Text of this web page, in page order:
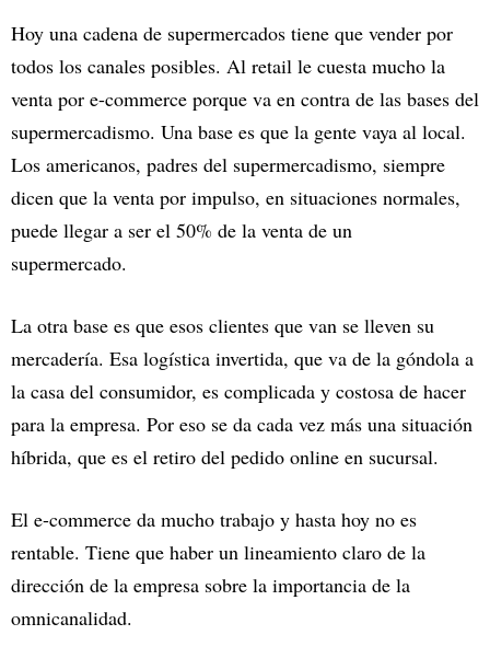
Hoy una cadena de supermercados tiene que vender por
todos los canales posibles. Al retail le cuesta mucho la
venta por e-commerce porque va en contra de las bases del
supermercadismo. Una base es que la gente vaya al local.
Los americanos, padres del supermercadismo, siempre
dicen que la venta por impulso, en situaciones normales,
puede llegar a ser el 50% de la venta de un
supermercado.
La otra base es que esos clientes que van se lleven su
mercadería. Esa logística invertida, que va de la góndola a
la casa del consumidor, es complicada y costosa de hacer
para la empresa. Por eso se da cada vez más una situación
híbrida, que es el retiro del pedido online en sucursal.
El e-commerce da mucho trabajo y hasta hoy no es
rentable. Tiene que haber un lineamiento claro de la
dirección de la empresa sobre la importancia de la
omnicanalidad.